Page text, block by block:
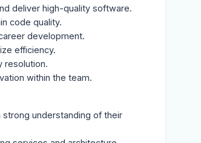
deliver high-quality software.
code quality.
development.
efficiency.
resolution.
within the team.
strong understanding of their